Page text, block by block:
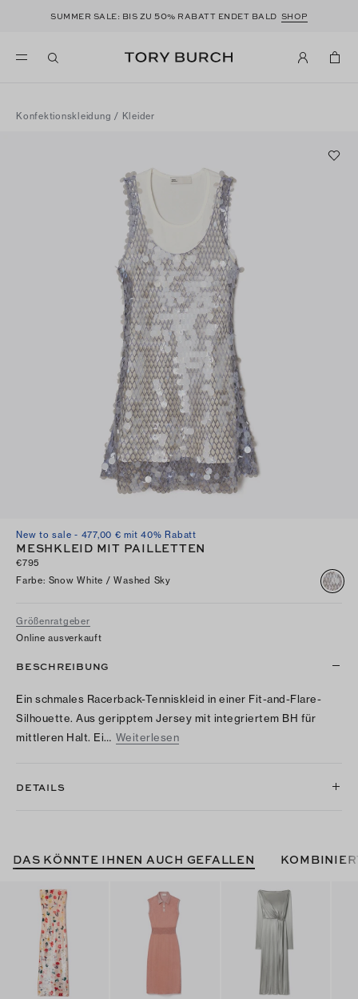
SUMMER SALE: BIS ZU50% RABATT ENDET BALD SHOP
Konfektionskleidung / Kleider
New to sale - 477,00 € mit 40% Rabatt
MESHKLEID MIT PAILLETTEN
€795
Farbe: Snow White / Washed Sky
Größenratgeber
Online ausverkauft
BESCHREIBUNG
Ein schmales Racerback-Tenniskleid in einer Fit-and-Flare-
Silhouette. Aus geripptem Jersey mit integriertem BH für
mittleren Halt. Ei… Weiterlesen
DETAILS
DAS KÖNNTE IHNEN AUCH GEFALLEN